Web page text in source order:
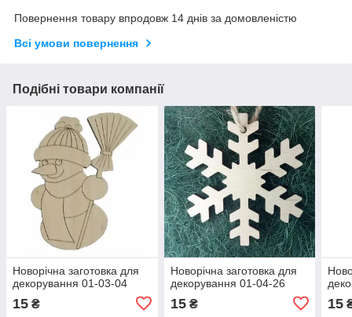
Повернення товару впродовж 14 днів за домовленістю
Всі умови повернення
Подібні товари компанії
Новорічна заготовка для
декорування 01-03-04
15 ₴
Новорічна заготовка для
декорування 01-04-26
15₴ 15